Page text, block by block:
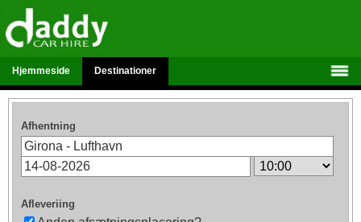
Hjemmeside Destinationer
Afhentning
Afleveriing